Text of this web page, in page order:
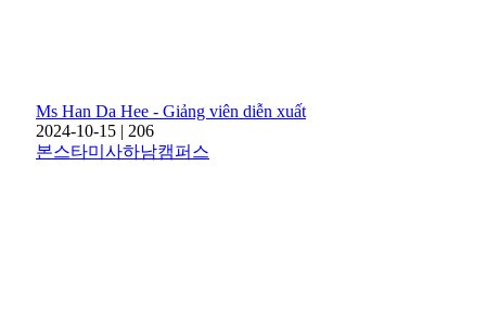
Ms Han Da Hee - Giảng viên diễn xuất
2024-10-15 | 206
본스타미사하남캠퍼스